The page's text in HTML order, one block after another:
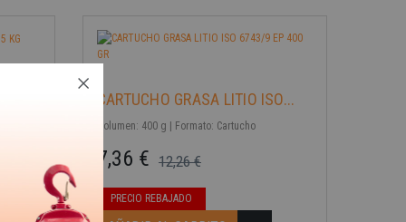
CARTUCHO GRASA LITIO ISO...
Volumen: 400 g | Formato: Cartucho
12,26 €
7,36 €
PRECIO REBAJADO